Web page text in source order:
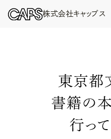
株式会社キャップス